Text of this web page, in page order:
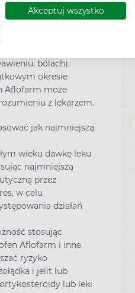
Akceptuj wszystko
jeśli ukończył
lekarza o
objawach
bólach),
okresie
Aflofarm może
z lekarzem.
jak najmniejszą
wieku dawkę leku
najmniejszą
przez
w celu
działań
stosując
Aflofarm i inne
ryzyko
i jelit lub
lub leki